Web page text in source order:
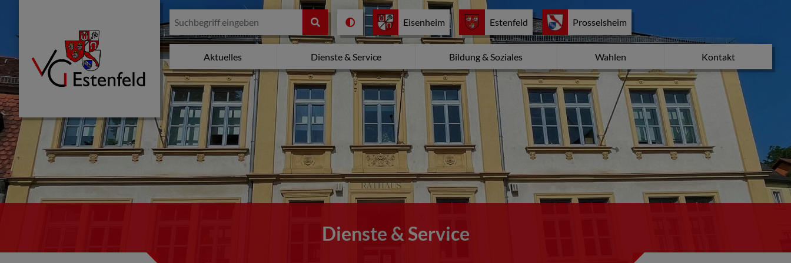
Aktuelles Dienste & Service Bildung & Soziales Wahlen Kontakt
Eisenheim Estenfeld Prosselsheim
Dienste & Service